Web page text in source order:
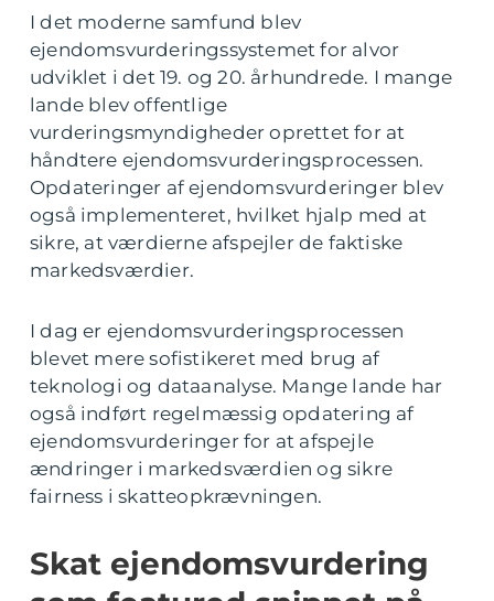
I det moderne samfund blev
ejendomsvurderingssystemet for alvor
udviklet i det 19. og 20. århundrede. I mange
lande blev offentlige
vurderingsmyndigheder oprettet for at
håndtere ejendomsvurderingsprocessen.
Opdateringer af ejendomsvurderinger blev
også implementeret, hvilket hjalp med at
sikre, at værdierne afspejler de faktiske
markedsværdier.
I dag er ejendomsvurderingsprocessen
blevet mere sofistikeret med brug af
teknologi og dataanalyse. Mange lande har
også indført regelmæssig opdatering af
ejendomsvurderinger for at afspejle
ændringer i markedsværdien og sikre
fairness i skatteopkrævningen.
Skat ejendomsvurdering